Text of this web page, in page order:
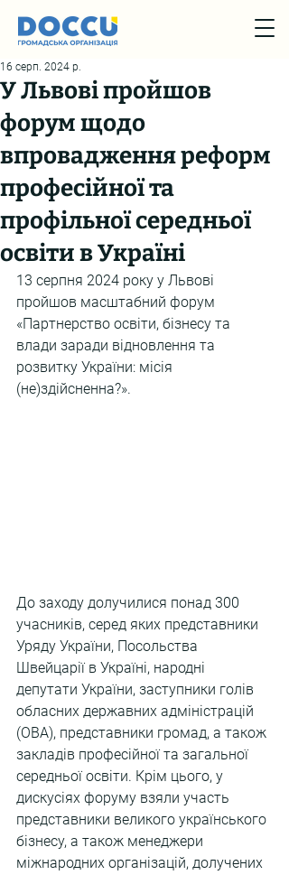
У Львові пройшов
форум щодо
впровадження реформ
професійної та
профільної середньої
освіти в Україні
16 серп. 2024 р.
13 серпня 2024 року у Львові
пройшов масштабний форум
«Партнерство освіти, бізнесу та
влади заради відновлення та
розвитку України: місія
(не)здійсненна?».
До заходу долучилися понад 300
учасників, серед яких представники
Уряду України, Посольства
Швейцарії в Україні, народні
депутати України, заступники голів
обласних державних адміністрацій
(ОВА), представники громад, а також
закладів професійної та загальної
середньої освіти. Крім цього, у
дискусіях форуму взяли участь
представники великого українського
бізнесу, а також менеджери
міжнародних організацій, долучених